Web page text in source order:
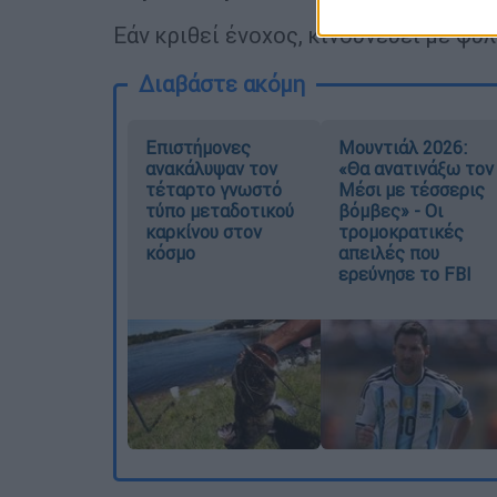
Εάν κριθεί ένοχος, κινδυνεύει με
Διαβάστε ακόμη
Επιστήμονες
ανακάλυψαν τον
τέταρτο γνωστό
τύπο μεταδοτικού
καρκίνου στον
κόσμο
Μουντιάλ 2026:
«Θα ανατινάξω τον
Μέσι με τέσσερις
βόμβες» - Οι
τρομοκρατικές
απειλές που
ερεύνησε το FBI